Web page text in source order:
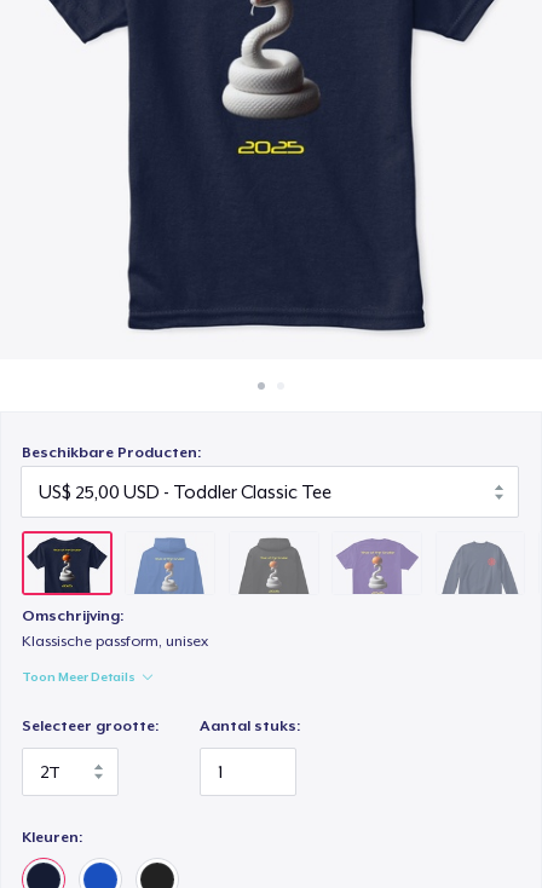
Verkoop overal
Verkoop alles
Beschikbare Producten:
Omschrijving:
Klassische passform, unisex
Toon Meer Details
Selecteer grootte: Aantal stuks:
Kleuren:
Unisex Premium Pullover Hoodie
Unisex Classic Crewneck Sweatshirt
US$ 33,00
Women's Classic Tee
US$ 25,00
Classic Long Sleeve Tee
US$ 32,00
Next Level 3600 | Premium Ring-Spun Cotton T-Shirt
US$ 25,00